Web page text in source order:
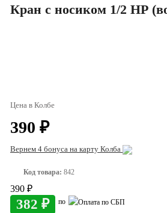
Кран с носиком 1/2 НР
Цена в Колбе
390 ₽
Вернем 4 бонуса на карту Колба
Код товара: 842
390 ₽
382 ₽ по